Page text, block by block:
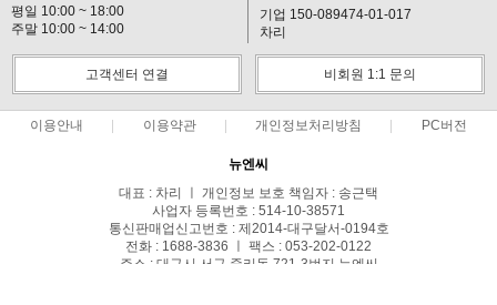
평일 10:00 ~ 18:00
주말 10:00 ~ 14:00
기업 150-089474-01-017
차리
고객센터 연결 비회원 1:1 문의
이용안내 이용약관 개인정보처리방침 PC버전
뉴엔씨
대표 : 차리 ㅣ 개인정보 보호 책임자 : 송근택
사업자 등록번호 : 514-10-38571
통신판매업신고번호 : 제2014-대구달서-0194호
전화 : 1688-3836 ㅣ 팩스 : 053-202-0122
주소 : 대구시 서구 중리동 721-3번지 뉴엔씨